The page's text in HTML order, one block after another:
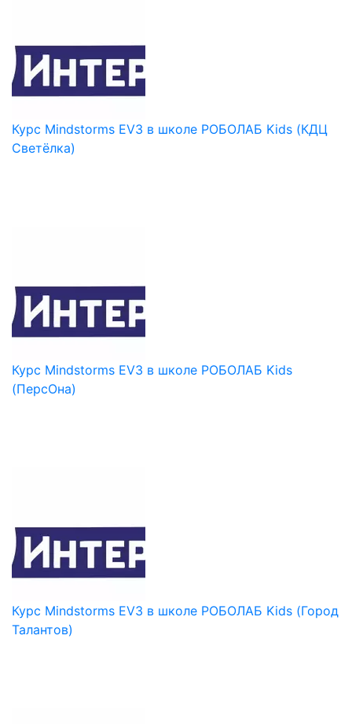
Курс Mindstorms EV3 в школе РОБОЛАБ Kids (КДЦ
Светёлка)
Курс Mindstorms EV3 в школе РОБОЛАБ Kids
(ПерсОна)
Курс Mindstorms EV3 в школе РОБОЛАБ Kids (Город
Талантов)